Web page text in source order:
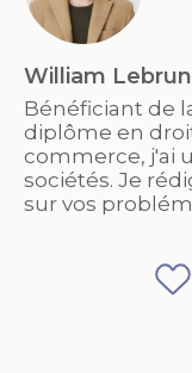
William Lebrun
Bénéficiant de
diplôme en
commerce, j'ai
sociétés. Je
sur vos